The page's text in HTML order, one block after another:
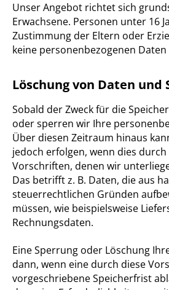
Unser Angebot richtet sich
Erwachsene. Personen unter 16
Zustimmung der Eltern oder
keine personenbezogenen
Löschung von Daten und
Sobald der Zweck für die
oder sperren wir Ihre
Über diesen Zeitraum hinaus
jedoch erfolgen, wenn dies
Vorschriften, denen wir
Das betrifft z. B. Daten, die aus
steuerrechtlichen Gründen
müssen, wie beispielsweise
Rechnungsdaten.
Eine Sperrung oder Löschung
dann, wenn eine durch diese
vorgeschriebene Speicherfrist